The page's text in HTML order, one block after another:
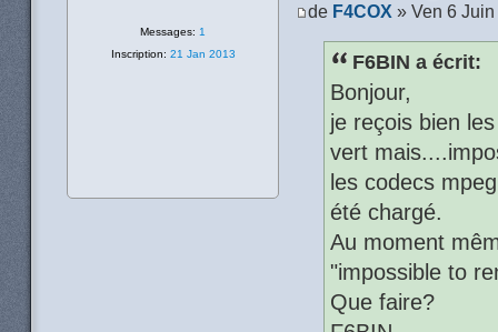
de F4COX » Ven 6
F6BIN a écrit:
Bonjour,
je reçois bien
vert
les codecs
été chargé.
Au moment
"impossible to
Que faire?
Messages: 1
Inscription: 21 Jan 2013